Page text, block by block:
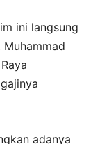
ini langsung
adanya